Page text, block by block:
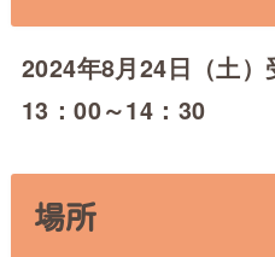
2024年8月24日（土
13：00～14：30
場所